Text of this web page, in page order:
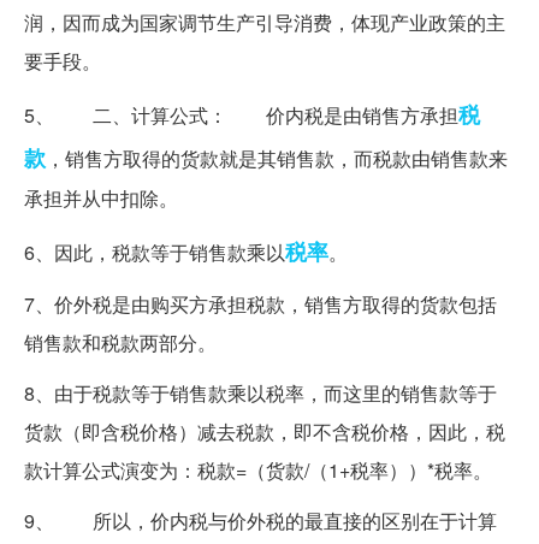
润，因而成为国家调节生产引导消费，体现产业政策的主
要手段。
5、 二、计算公式： 价内税是由销售方承担税
款 ，销售方取得的货款就是其销售款，而税款由销售款来
承担并从中扣除。
6、因此，税款等于销售款乘以税率。
7、价外税是由购买方承担税款，销售方取得的货款包括
销售款和税款两部分。
8、由于税款等于销售款乘以税率，而这里的销售款等于
货款（即含税价格）减去税款，即不含税价格，因此，税
款计算公式演变为：税款=（货款/（1+税率））*税率。
9、 所以，价内税与价外税的最直接的区别在于计算